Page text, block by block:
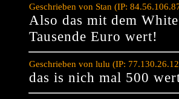
Geschrieben von Stan (IP:
Also das mit dem
Tausende Euro wert!
Geschrieben von lulu (IP:
das is nich mal 500